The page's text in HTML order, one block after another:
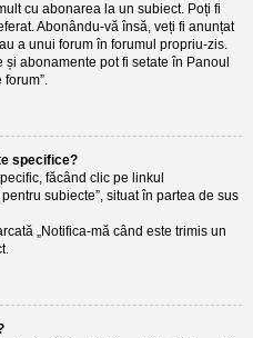
cu abonarea la un subiect. Poți fi
Abonându-vă însă, veți fi anunțat
a unui forum în forumul propriu-zis.
abonamente pot fi setate în Panoul
specifice?
făcând clic pe linkul
subiecte”, situat în partea de sus
„Notifica-mă când este trimis un